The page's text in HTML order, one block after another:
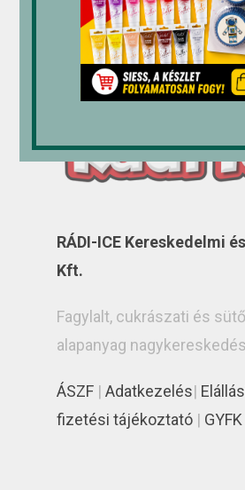
RÁDI-ICE Kereskedelmi
Kft.
Fagylalt, cukrászati és
alapanyag nagykereskedés
ÁSZF | Adatkezelés|
fizetési tájékoztató | GYFK